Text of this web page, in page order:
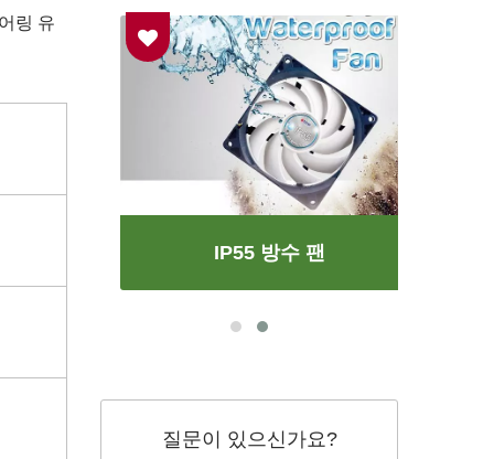
링 유
IP55 방수 팬
질문이 있으신가요?